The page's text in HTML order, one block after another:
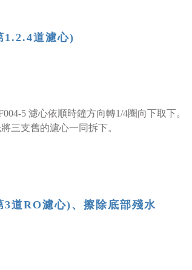
道濾心)
5 濾心依順時鐘方向轉1/4圈向下取下。
三支舊的濾心一同拆下。
道RO濾心)、擦除底部殘水